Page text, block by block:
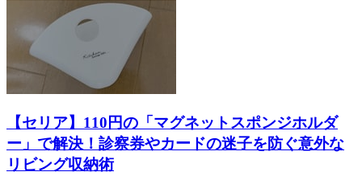
【セリア】110円の「マグネットスポンジホルダ
ー」で解決！診察券やカードの迷子を防ぐ意外な
リビング収納術